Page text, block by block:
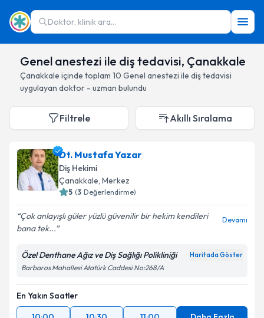
Doktor, klinik ara...
Genel anestezi ile diş tedavisi, Çanakkale
Çanakkale içinde toplam 10 Genel anestezi ile diş tedavisi
uygulayan doktor - uzman bulundu
Filtrele Akıllı Sıralama
Dt. Mustafa Yazar
Diş Hekimi
Çanakkale, Merkez
5 (3 Değerlendirme)
Çok anlayışlı güler yüzlü güvenilir bir hekim kendileri
bana tek...
Devamı
Özel Denthane Ağız ve Diş Sağlığı Polikliniği Haritada Göster
Barbaros Mahallesi Atatürk Caddesi No:268/A
En Yakın Saatler